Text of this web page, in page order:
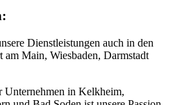
Dienstleistungen auch in den
am Main, Wiesbaden, Darmstadt
Unternehmen in Kelkheim,